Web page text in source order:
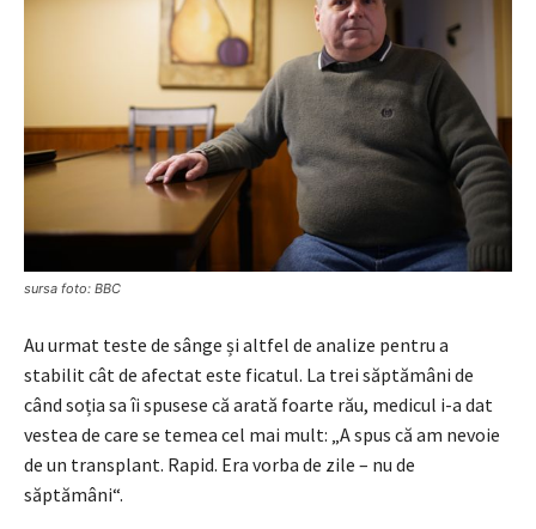
sursa foto: BBC
Au urmat teste de sânge și altfel de analize pentru a
stabilit cât de afectat este ficatul. La trei săptămâni de
când soția sa îi spusese că arată foarte rău, medicul i-a dat
vestea de care se temea cel mai mult: „A spus că am nevoie
de un transplant. Rapid. Era vorba de zile – nu de
săptămâni“.